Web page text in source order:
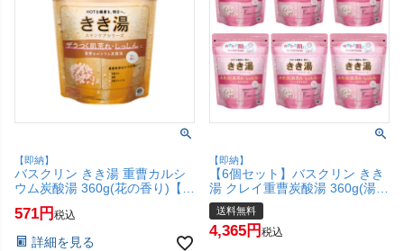
【即納】
バスクリン きき湯 重曹カルシ
ウム炭酸湯 360g(花の香り)【炭
酸入浴剤 ザラつく肌荒れ しっ
しん 疲労】【SBT】(6067893)
571 税込
詳細を見る
【即納】
【6個セット】バスクリン きき
湯 クレイ重曹炭酸湯 360g(湯け
むりの香り)【炭酸入浴剤 カサ
つく肌荒れ しっしん 疲労】
【宅配便送料無料】(6067892-
送料無料
4,365 税込